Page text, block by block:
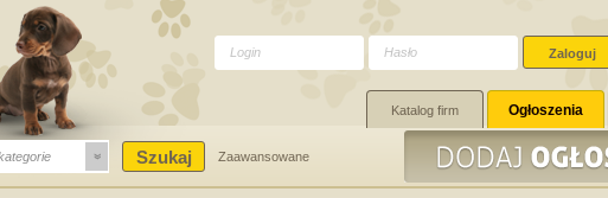
Zaawansowane
Ogłoszenia
Katalog firm